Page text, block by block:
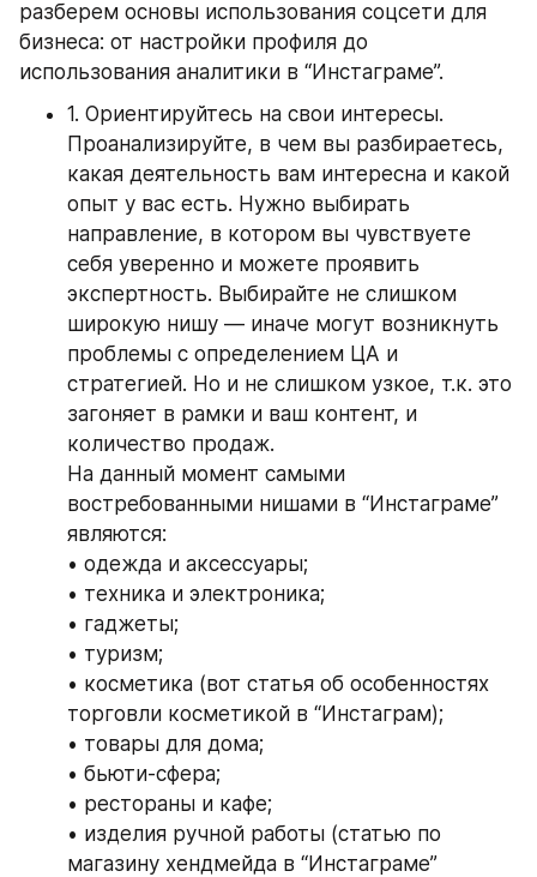
разберем основы использования соцсети для
бизнеса: от настройки профиля до
использования аналитики в “Инстаграме”.
1. Ориентируйтесь на свои интересы.
Проанализируйте, в чем вы разбираетесь,
какая деятельность вам интересна и какой
опыт у вас есть. Нужно выбирать
направление, в котором вы чувствуете
себя уверенно и можете проявить
экспертность. Выбирайте не слишком
широкую нишу — иначе могут возникнуть
проблемы с определением ЦА и
стратегией. Но и не слишком узкое, т.к. это
загоняет в рамки и ваш контент, и
количество продаж.
На данный момент самыми
востребованными нишами в “Инстаграме”
являются:
• одежда и аксессуары;
• техника и электроника;
• гаджеты;
• туризм;
• косметика (вот статья об особенностях
торговли косметикой в “Инстаграм);
• товары для дома;
• бьюти-сфера;
• рестораны и кафе;
• изделия ручной работы (статью по
магазину хендмейда в “Инстаграме”